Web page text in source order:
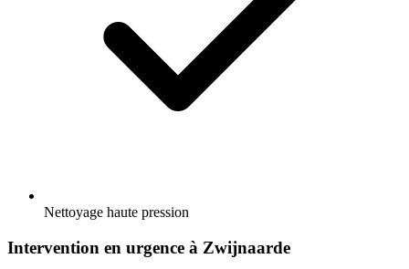
Nettoyage haute pression
Intervention en urgence à Zwijnaarde